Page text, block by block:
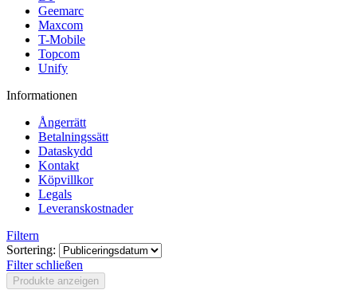
Geemarc
Maxcom
T-Mobile
Topcom
Unify
Informationen
Ångerrätt
Betalningssätt
Dataskydd
Kontakt
Köpvillkor
Legals
Leveranskostnader
Filtern
Sortering:
Filter schließen
Produkte anzeigen